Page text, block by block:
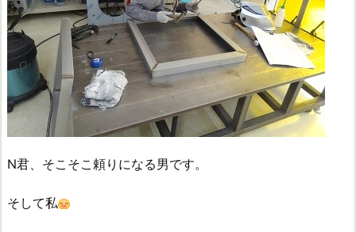
N君、そこそこ頼りになる男です。
そして私